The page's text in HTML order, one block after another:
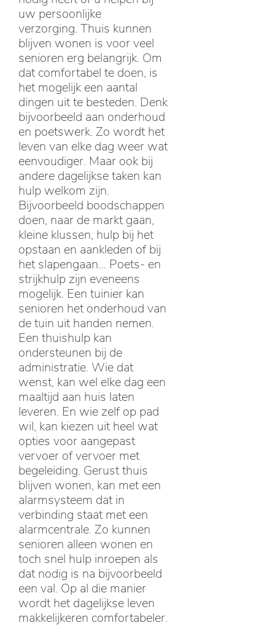
uw persoonlijke
verzorging. Thuis kunnen
blijven wonen is voor veel
senioren erg belangrijk. Om
dat comfortabel te doen, is
het mogelijk een aantal
dingen uit te besteden. Denk
bijvoorbeeld aan onderhoud
en poetswerk. Zo wordt het
leven van elke dag weer wat
eenvoudiger. Maar ook bij
andere dagelijkse taken kan
hulp welkom zijn.
Bijvoorbeeld boodschappen
doen, naar de markt gaan,
kleine klussen, hulp bij het
opstaan en aankleden of bij
het slapengaan… Poets- en
strijkhulp zijn eveneens
mogelijk. Een tuinier kan
senioren het onderhoud van
de tuin uit handen nemen.
Een thuishulp kan
ondersteunen bij de
administratie. Wie dat
wenst, kan wel elke dag een
maaltijd aan huis laten
leveren. En wie zelf op pad
wil, kan kiezen uit heel wat
opties voor aangepast
vervoer of vervoer met
begeleiding. Gerust thuis
blijven wonen, kan met een
alarmsysteem dat in
verbinding staat met een
alarmcentrale. Zo kunnen
senioren alleen wonen en
toch snel hulp inroepen als
dat nodig is na bijvoorbeeld
een val. Op al die manier
wordt het dagelijkse leven
makkelijkeren comfortabeler.